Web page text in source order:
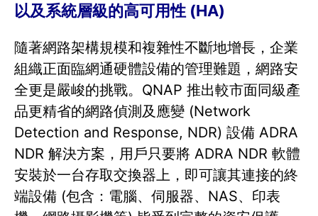
以及系統層級的高可用性 (HA)
隨著網路架構規模和複雜性不斷地增長，企業
組織正面臨網通硬體設備的管理難題，網路安
全更是嚴峻的挑戰。QNAP 推出較市面同級產
品更精省的網路偵測及應變 (Network
Detection and Response, NDR) 設備 ADRA
NDR 解決方案，用戶只要將 ADRA NDR 軟體
安裝於一台存取交換器上，即可讓其連接的終
端設備 (包含：電腦、伺服器、NAS、印表